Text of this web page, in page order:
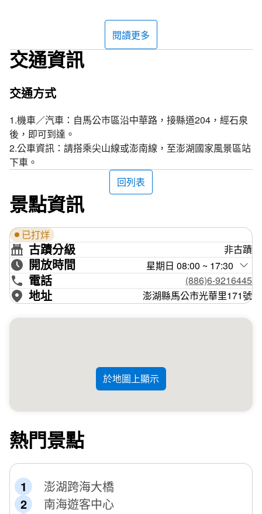
園區散步，園區面積廣達140公頃，包含森林保育區、水源
涵養區、菜園苗圃區和花海景觀區。其中花海景觀區，每年
會依照不同的主題、季節，種植像是矮牽牛花、薰衣草、波
斯菊等多種觀賞性的花草提供民眾欣賞。但其實因為澎湖東
北季風強盛，植物生存環境嚴苛，不容易生長，美麗的花海
都是由專業人員付出很多的辛勞與嘗試才成功打造出來的
喔！
在廣大的園區中可以走在多條的林蔭步道上，像是有榕園木
棧步道和迎翠步道等。若是走到花海區旁邊的天人湖，還有
「小雙心石滬」的人工造景，讓您不用到七美就可以觀賞到
澎湖的特殊景觀！園區中還有在1996年時就成立澎湖第一
座的水土保持戶外教室，旁邊設置有集水系統設施區、土壤
沖蝕模擬區、仙人掌多肉植物園區等，提供環境教育的功
能，讓您可以進一步了解澎湖特殊的地形景觀和生態環境。
提供澎湖觀光資源展示解說、旅遊諮詢等服務。
多媒體簡報放映時間：上午9:30、10:30， 下午14:30、15:
30
無障礙服務：
3.無障礙停車位機車1處、汽車1處
閱讀更多
交通資訊
交通方式
1.機車／汽車：自馬公巿區沿中華路，接縣道204，經石泉
後，即可到達。
2.公車資訊：請搭乘尖山線或澎南線，至澎湖國家風景區站
下車。
回列表
景點資訊
已打烊
古蹟分級 非古蹟
開放時間 星期日 08:00 ~ 17:30
電話 (886)6-9216445
地址 澎湖縣馬公市光華里171號
於地圖上顯示
熱門景點
澎湖跨海大橋
南海遊客中心